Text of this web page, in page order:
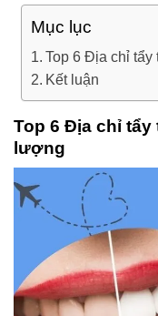
Mục lục
Top 6 Địa chỉ
Kết luận
Top 6 Địa chỉ
lượng